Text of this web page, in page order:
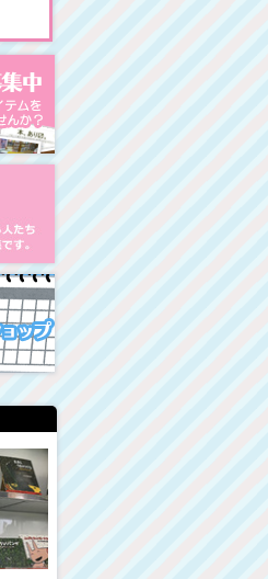
コレクション募集中
図書館リンク集
イベント・ワークショップ開